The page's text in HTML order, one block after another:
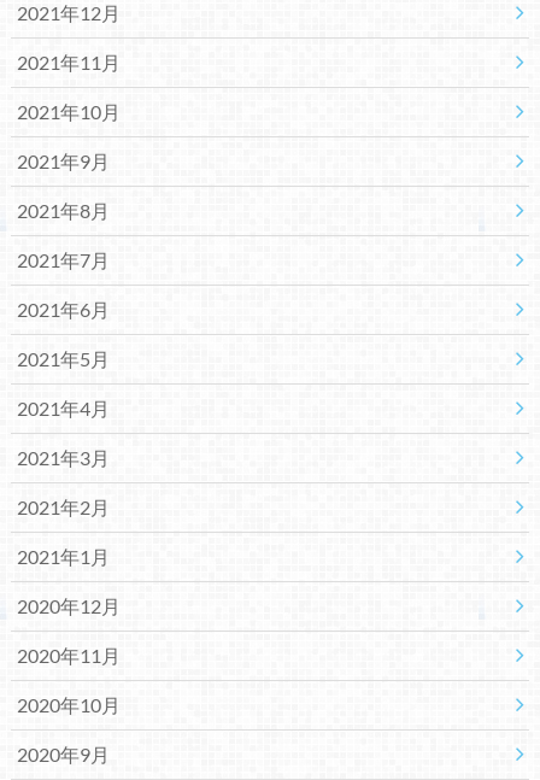
2021年12月
2021年11月
2021年10月
2021年9月
2021年8月
2021年7月
2021年6月
2021年5月
2021年4月
2021年3月
2021年2月
2021年1月
2020年12月
2020年11月
2020年10月
2020年9月